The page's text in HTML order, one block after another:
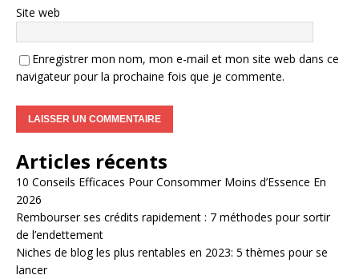
Site web
Enregistrer mon nom, mon e-mail et mon site web dans ce
navigateur pour la prochaine fois que je commente.
Articles récents
10 Conseils Efficaces Pour Consommer Moins d’Essence En
2026
Rembourser ses crédits rapidement : 7 méthodes pour sortir
de l’endettement
Niches de blog les plus rentables en 2023: 5 thèmes pour se
lancer